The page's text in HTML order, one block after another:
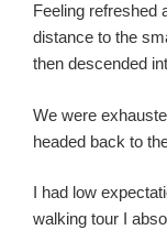
Feeling refreshed
distance to the
then descended
We were
headed back to
I had low
walking tour I